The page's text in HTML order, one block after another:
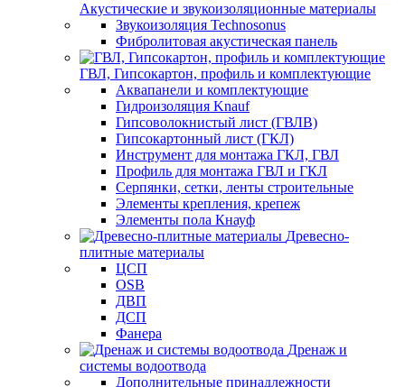
Акустические и звукоизоляционные материалы
Звукоизоляция Technosonus
Фибролитовая акустическая панель
ГВЛ, Гипсокартон, профиль и комплектующие
Аквапанели и комплектующие
Гидроизоляция Knauf
Гипсоволокнистый лист (ГВЛВ)
Гипсокартонный лист (ГКЛ)
Инструмент для монтажа ГКЛ, ГВЛ
Профиль для монтажа ГВЛ и ГКЛ
Серпянки, сетки, ленты строительные
Элементы крепления, крепеж
Элементы пола Кнауф
Древесно-
плитные материалы
ЦСП
OSB
ДВП
ДСП
Фанера
Дренаж и
системы водоотвода
Дополнительные принадлежности